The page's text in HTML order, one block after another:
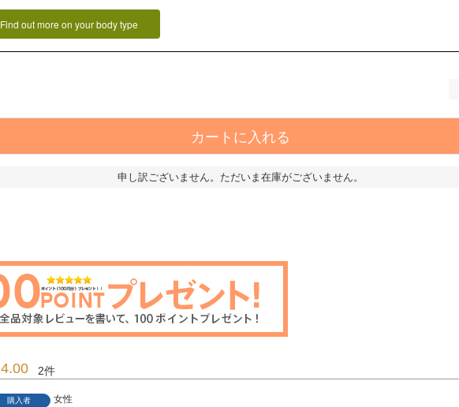
Find out more on your body type
カートに入れる
申し訳ございません。ただいま在庫がございません。
4.00 2
購入者
女性